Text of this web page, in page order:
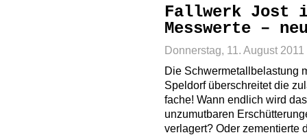
Fallwerk Jost
Messwerte –
Donnerstag, 11. August 2011
Die Schwermetallbelastung
Speldorf überschreitet die
fache! Wann endlich wird
unzumutbaren
verlagert? Oder zementierte